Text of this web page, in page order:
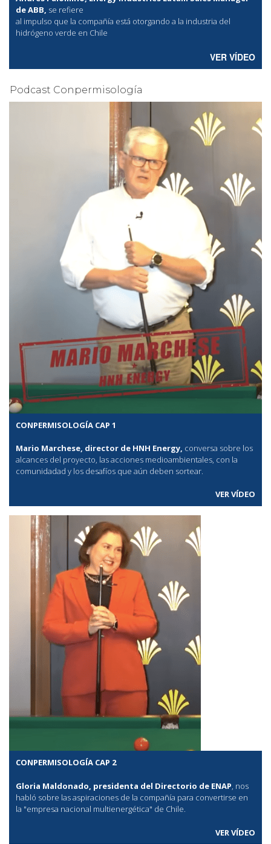
de ABB, se refiere
al impulso que la compañía está otorgando a la industria del
hidrógeno verde en Chile
VER VÍDEO
Podcast Conpermisología
CONPERMISOLOGÍA CAP 1
Mario Marchese, director de HNH Energy, conversa sobre los
alcances del proyecto, las acciones medioambientales, con la
comunidadad y los desafíos que aún deben sortear.
VER VÍDEO
CONPERMISOLOGÍA CAP 2
Gloria Maldonado, presidenta del Directorio de ENAP , nos
habló sobre las aspiraciones de la compañía para convertirse en
la "empresa nacional multienergética" de Chile.
VER VÍDEO